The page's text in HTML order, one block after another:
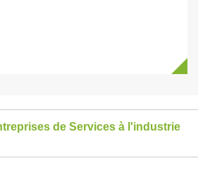
de Services à l'industrie